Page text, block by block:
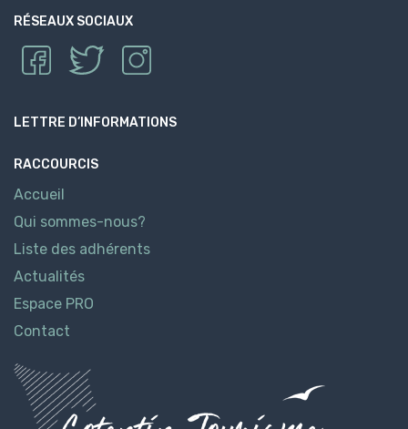
RÉSEAUX SOCIAUX
LETTRE D’INFORMATIONS
RACCOURCIS
Accueil
Qui sommes-nous?
Liste des adhérents
Actualités
Espace PRO
Contact